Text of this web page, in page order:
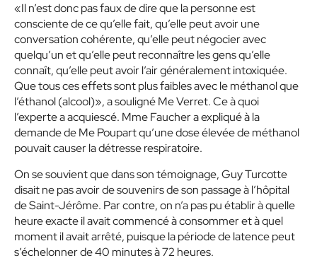
«Il n’est donc pas faux de dire que la personne est
consciente de ce qu’elle fait, qu’elle peut avoir une
conversation cohérente, qu’elle peut négocier avec
quelqu’un et qu’elle peut reconnaître les gens qu’elle
connaît, qu’elle peut avoir l’air généralement intoxiquée.
Que tous ces effets sont plus faibles avec le méthanol que
l’éthanol (alcool)», a souligné Me Verret. Ce à quoi
l’experte a acquiescé. Mme Faucher a expliqué à la
demande de Me Poupart qu’une dose élevée de méthanol
pouvait causer la détresse respiratoire.
On se souvient que dans son témoignage, Guy Turcotte
disait ne pas avoir de souvenirs de son passage à l’hôpital
de Saint-Jérôme. Par contre, on n’a pas pu établir à quelle
heure exacte il avait commencé à consommer et à quel
moment il avait arrêté, puisque la période de latence peut
s’échelonner de 40 minutes à 72 heures.